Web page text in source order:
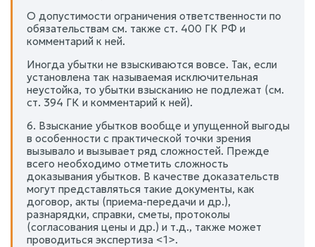
О допустимости ограничения ответственности по
обязательствам см. также ст. 400 ГК РФ и
комментарий к ней.
Иногда убытки не взыскиваются вовсе. Так, если
установлена так называемая исключительная
неустойка, то убытки взысканию не подлежат (см.
ст. 394 ГК и комментарий к ней).
6. Взыскание убытков вообще и упущенной выгоды
в особенности с практической точки зрения
вызывало и вызывает ряд сложностей. Прежде
всего необходимо отметить сложность
доказывания убытков. В качестве доказательств
могут представляться такие документы, как
договор, акты (приема-передачи и др.),
разнарядки, справки, сметы, протоколы
(согласования цены и др.) и т.д., также может
проводиться экспертиза <1>.